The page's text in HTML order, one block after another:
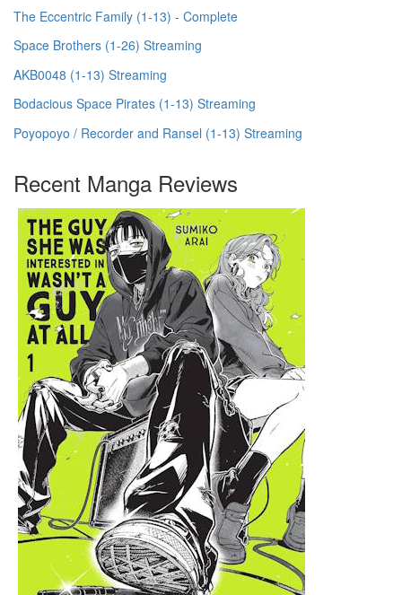
The Eccentric Family (1-13) - Complete
Space Brothers (1-26) Streaming
AKB0048 (1-13) Streaming
Bodacious Space Pirates (1-13) Streaming
Poyopoyo / Recorder and Ransel (1-13) Streaming
Recent Manga Reviews